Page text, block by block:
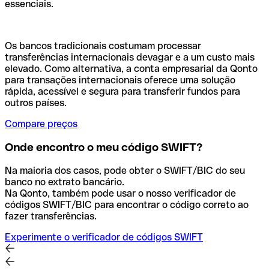
essenciais.
Os bancos tradicionais costumam processar
transferências internacionais devagar e a um custo mais
elevado. Como alternativa, a conta empresarial da Qonto
para transações internacionais oferece uma solução
rápida, acessível e segura para transferir fundos para
outros países.
Compare preços
Onde encontro o meu código SWIFT?
Na maioria dos casos, pode obter o SWIFT/BIC do seu
banco no extrato bancário.
Na Qonto, também pode usar o nosso verificador de
códigos SWIFT/BIC para encontrar o código correto ao
fazer transferências.
Experimente o verificador de códigos SWIFT